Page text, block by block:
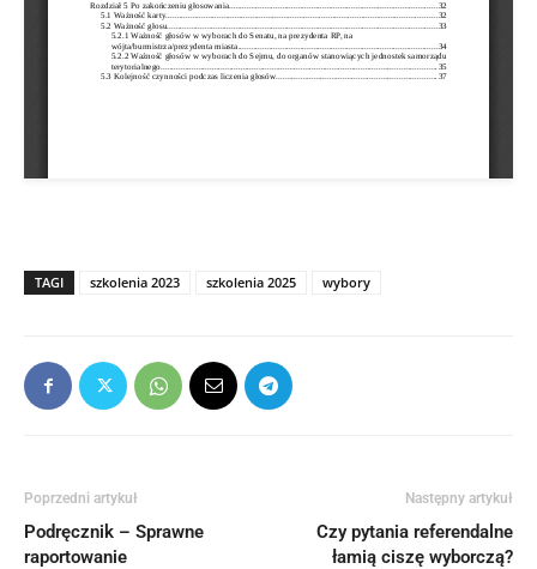
TAGI szkolenia 2023 szkolenia 2025 wybory
Poprzedni artykuł
Podręcznik – Sprawne
raportowanie
Następny artykuł
Czy pytania referendalne
łamią ciszę wyborczą?